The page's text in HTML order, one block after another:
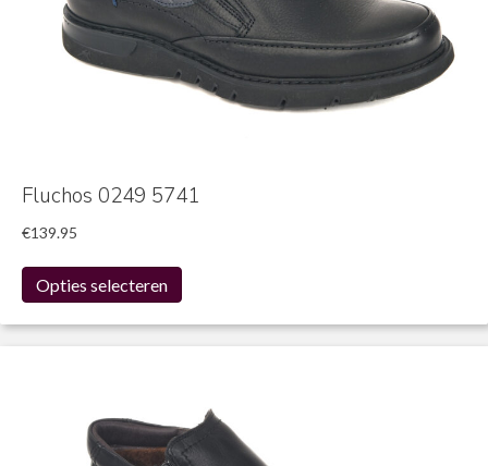
Fluchos 0249 5741
€139.95
Opties selecteren
product
heeft
optie
kan